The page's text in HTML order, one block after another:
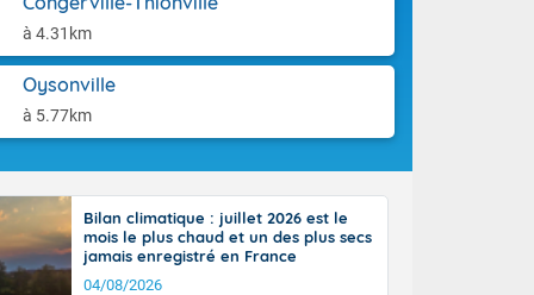
à 4.31km
Oysonville
à 5.77km
jusque
la Corse.
Pyrénées,
marge de
de la
En soirée,
22 à 24,
sur le
hors côtes
38 ou 39
Bilan climatique : juillet 2026 est le
mois le plus chaud et un des plus secs
jamais enregistré en France
04/08/2026